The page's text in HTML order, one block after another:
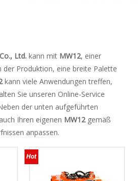
Ltd. kann mit MW12, einer
der Produktion, eine breite Palette
kann viele Anwendungen treffen,
Sie unseren Online-Service
der unten aufgeführten
Ihren eigenen MW12gemäß
anpassen.